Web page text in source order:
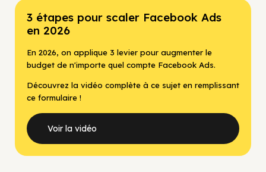
3 étapes pour scaler Facebook Ads
en 2026
En 2026, on applique 3 levier pour augmenter le
budget de n'importe quel compte Facebook Ads.
Découvrez la vidéo complète à ce sujet en remplissant
ce formulaire !
Voir la vidéo